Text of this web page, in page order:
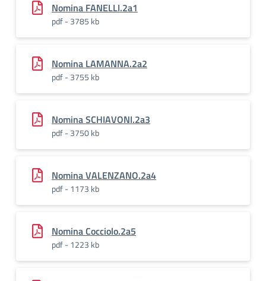
Nomina FANELLI.2a1
pdf - 3785 kb
Nomina LAMANNA.2a2
pdf - 3755 kb
Nomina SCHIAVONI.2a3
pdf - 3750 kb
Nomina VALENZANO.2a4
pdf - 1173 kb
Nomina Cocciolo.2a5
pdf - 1223 kb